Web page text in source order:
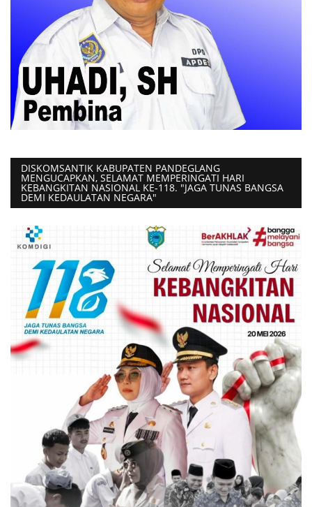
DISKOMSANTIK KABUPATEN PANDEGLANG
MENGUCAPKAN, SELAMAT MEMPERINGATI HARI
KEBANGKITAN NASIONAL KE-118. "JAGA TUNAS BANGSA
DEMI KEDAULATAN NEGARA"